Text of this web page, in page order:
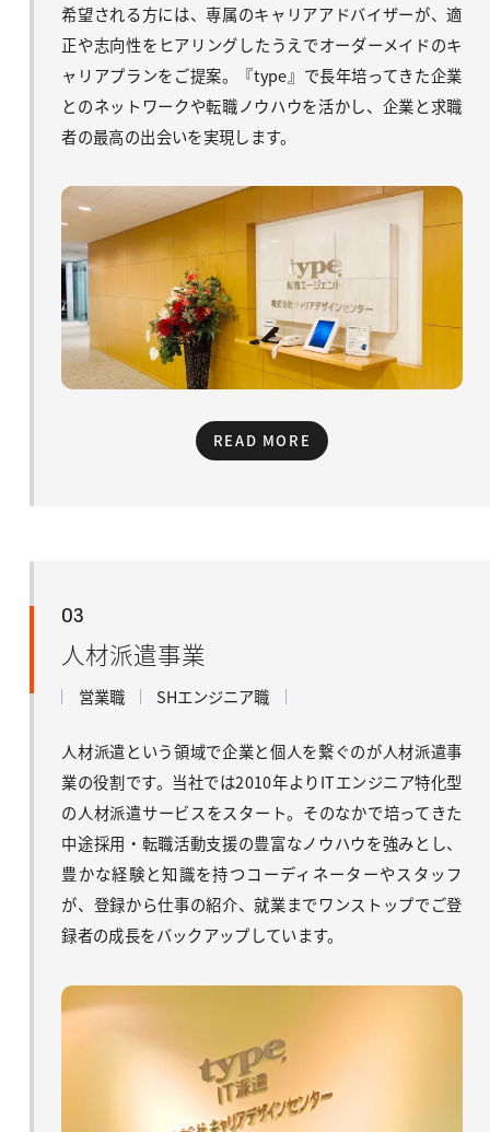
希望される方には、専属のキャリアアドバイザーが、適
正や志向性をヒアリングしたうえでオーダーメイドのキ
ャリアプランをご提案。『type』で長年培ってきた企業
とのネットワークや転職ノウハウを活かし、企業と求職
者の最高の出会いを実現します。
READ MORE
03
人材派遣事業
営業職 SHエンジニア職
人材派遣という領域で企業と個人を繋ぐのが人材派遣事
業の役割です。当社では2010年よりITエンジニア特化型
の人材派遣サービスをスタート。そのなかで培ってきた
中途採用・転職活動支援の豊富なノウハウを強みとし、
豊かな経験と知識を持つコーディネーターやスタッフ
が、登録から仕事の紹介、就業までワンストップでご登
録者の成長をバックアップしています。